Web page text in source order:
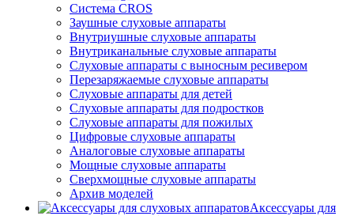
Система CROS
Заушные слуховые аппараты
Внутриушные слуховые аппараты
Внутриканальные слуховые аппараты
Слуховые аппараты с выносным ресивером
Перезаряжаемые слуховые аппараты
Слуховые аппараты для детей
Слуховые аппараты для подростков
Слуховые аппараты для пожилых
Цифровые слуховые аппараты
Аналоговые слуховые аппараты
Мощные слуховые аппараты
Сверхмощные слуховые аппараты
Архив моделей
Аксессуары для